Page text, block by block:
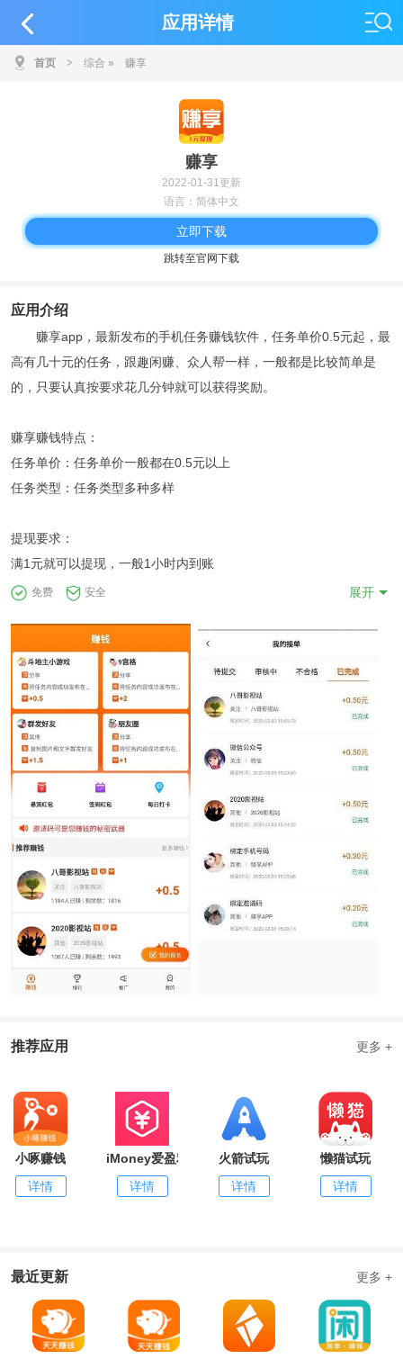
应用详情
首页 > 综合 » 赚享
赚享
2022-01-31更新
语言：简体中文
立即下载
跳转至官网下载
应用介绍
赚享app，最新发布的手机任务赚钱软件，任务单价0.5元起，最
高有几十元的任务，跟趣闲赚、众人帮一样，一般都是比较简单是
的，只要认真按要求花几分钟就可以获得奖励。
赚享赚钱特点：
任务单价：任务单价一般都在0.5元以上
任务类型：任务类型多种多样
提现要求：
满1元就可以提现，一般1小时内到账
免费 安全 展开
推荐应用 更多 +
小啄赚钱
详情
iMoney爱盈利
详情
火箭试玩
详情
懒猫试玩
详情
最近更新 更多 +